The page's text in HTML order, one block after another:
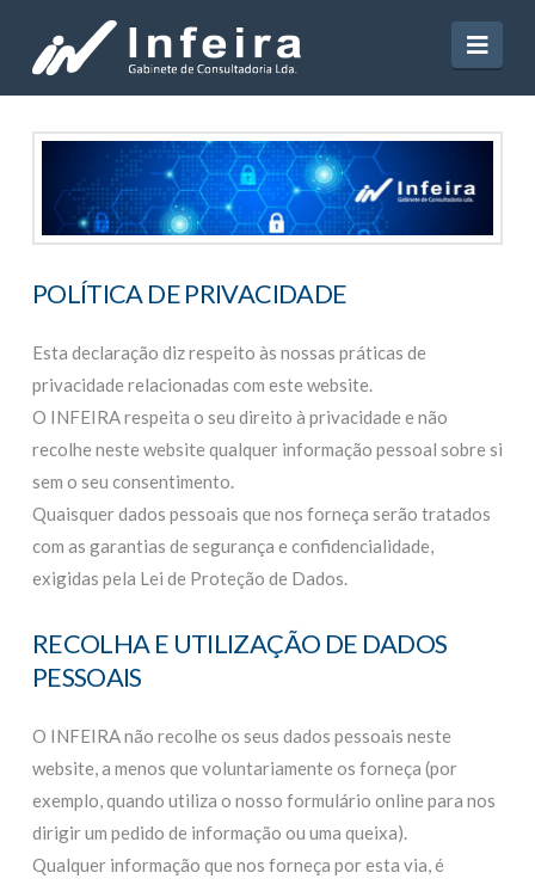
POLÍTICA DE PRIVACIDADE
Esta declaração diz respeito às nossas práticas de
privacidade relacionadas com este website.
O INFEIRA respeita o seu direito à privacidade e não
recolhe neste website qualquer informação pessoal sobre si
sem o seu consentimento.
Quaisquer dados pessoais que nos forneça serão tratados
com as garantias de segurança e confidencialidade,
exigidas pela Lei de Proteção de Dados.
RECOLHA E UTILIZAÇÃO DE DADOS
PESSOAIS
O INFEIRA não recolhe os seus dados pessoais neste
website, a menos que voluntariamente os forneça (por
exemplo, quando utiliza o nosso formulário online para nos
dirigir um pedido de informação ou uma queixa).
Qualquer informação que nos forneça por esta via, é